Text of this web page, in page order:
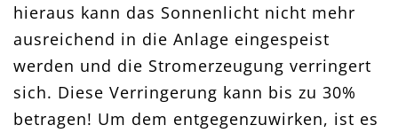
hieraus kann das Sonnenlicht nicht mehr
ausreichend in die Anlage eingespeist
werden und die Stromerzeugung verringert
sich. Diese Verringerung kann bis zu 30%
betragen! Um dem entgegenzuwirken, ist es